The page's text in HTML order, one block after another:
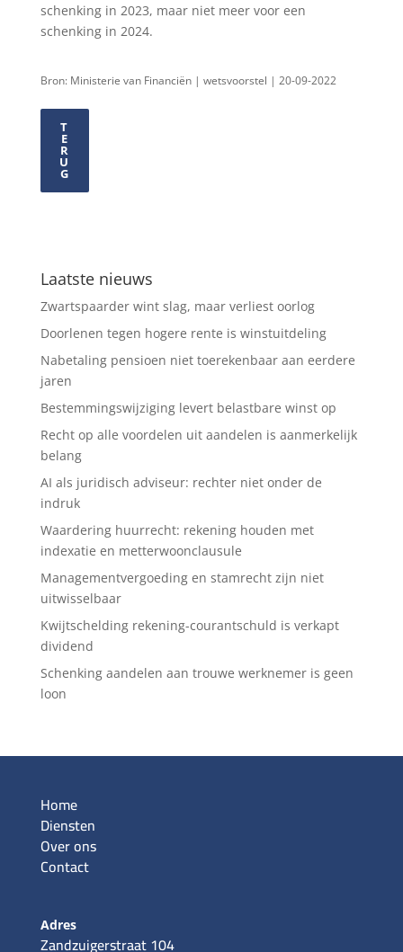
schenking in 2023, maar niet meer voor een
schenking in 2024.
Bron: Ministerie van Financiën | wetsvoorstel | 20-09-2022
T
E
R
U
G
Laatste nieuws
Zwartspaarder wint slag, maar verliest oorlog
Doorlenen tegen hogere rente is winstuitdeling
Nabetaling pensioen niet toerekenbaar aan eerdere
jaren
Bestemmingswijziging levert belastbare winst op
Recht op alle voordelen uit aandelen is aanmerkelijk
belang
AI als juridisch adviseur: rechter niet onder de
indruk
Waardering huurrecht: rekening houden met
indexatie en metterwoonclausule
Managementvergoeding en stamrecht zijn niet
uitwisselbaar
Kwijtschelding rekening-courantschuld is verkapt
dividend
Schenking aandelen aan trouwe werknemer is geen
loon
Home
Diensten
Over ons
Contact
Adres
Zandzuigerstraat 104